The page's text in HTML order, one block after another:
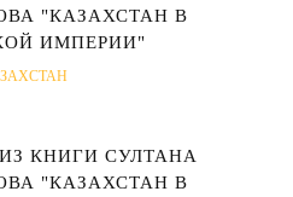
"КАЗАХСТАН В
ИМПЕРИИ"
КНИГИ СУЛТАНА
"КАЗАХСТАН В